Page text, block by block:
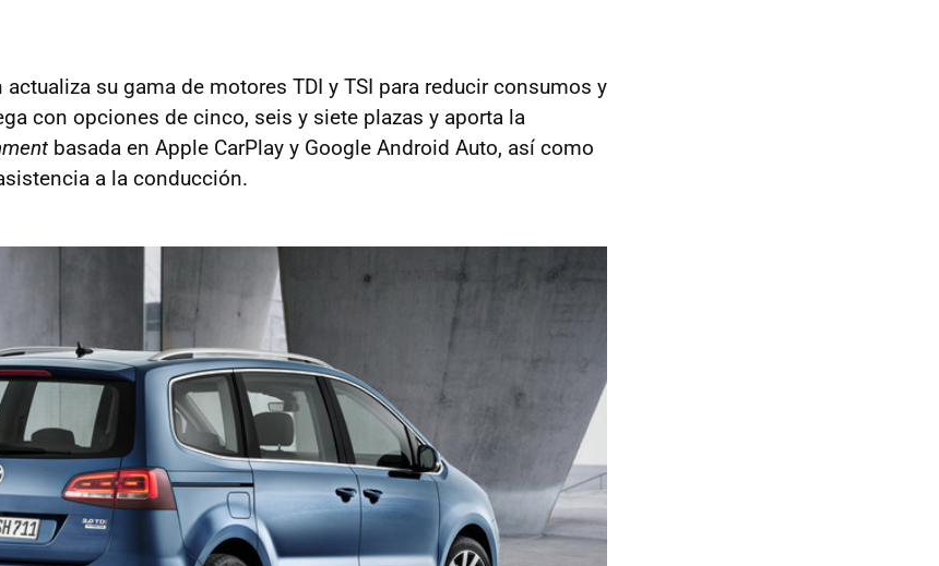
actualiza su gama de motores TDI y TSI para reducir consumos y
con opciones de cinco, seis y siete plazas y aporta la
basada en Apple CarPlay y Google Android Auto, así como
a la conducción.